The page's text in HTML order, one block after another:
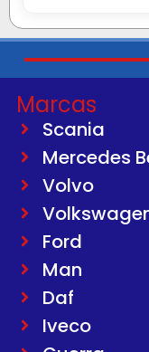
Marcas
Scania
Mercedes
Volvo
Ford
Man
Daf
Iveco